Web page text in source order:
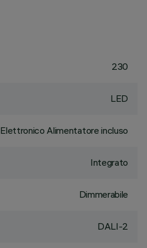
230
LED
Elettronico Alimentatore incluso
Integrato
Dimmerabile
DALI-2